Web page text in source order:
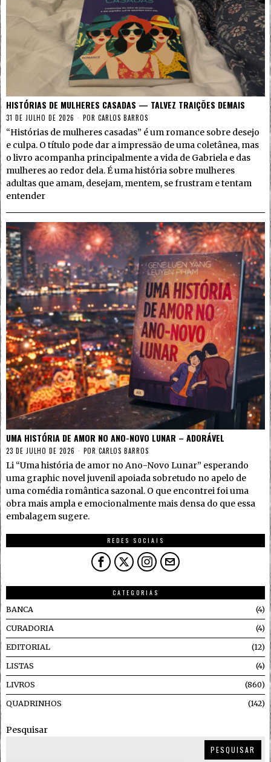
HISTÓRIAS DE MULHERES CASADAS — TALVEZ TRAIÇÕES DEMAIS
31 DE JULHO DE 2026 POR CARLOS BARROS
“Histórias de mulheres casadas” é um romance sobre desejo
e culpa. O título pode dar a impressão de uma coletânea, mas
o livro acompanha principalmente a vida de Gabriela e das
mulheres ao redor dela. É uma história sobre mulheres
adultas que amam, desejam, mentem, se frustram e tentam
entender
UMA HISTÓRIA DE AMOR NO ANO-NOVO LUNAR – ADORÁVEL
23 DE JULHO DE 2026 POR CARLOS BARROS
Li “Uma história de amor no Ano-Novo Lunar” esperando
uma graphic novel juvenil apoiada sobretudo no apelo de
uma comédia romântica sazonal. O que encontrei foi uma
obra mais ampla e emocionalmente mais densa do que essa
embalagem sugere.
REDES SOCIAIS
CATEGORIAS
BANCA
4
CURADORIA 4
EDITORIAL 12
LISTAS 4
LIVROS 860
QUADRINHOS 142
Pesquisar
PESQUISAR